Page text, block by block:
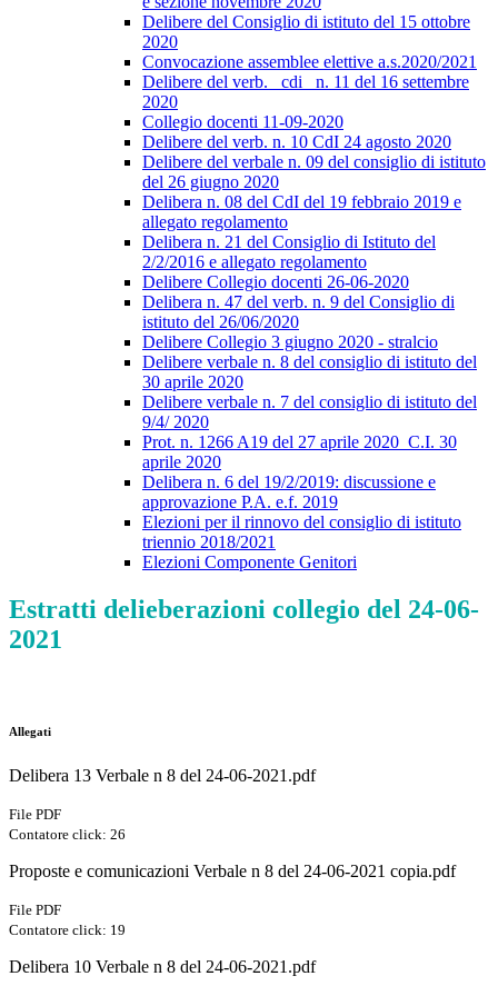
Delibere del Consiglio di istituto del 15 ottobre
2020
Convocazione assemblee elettive a.s.2020/2021
Delibere del verb._ cdi_ n. 11 del 16 settembre
2020
Collegio docenti 11-09-2020
Delibere del verb. n. 10 CdI 24 agosto 2020
Delibere del verbale n. 09 del consiglio di istituto
del 26 giugno 2020
Delibera n. 08 del CdI del 19 febbraio 2019 e
allegato regolamento
Delibera n. 21 del Consiglio di Istituto del
2/2/2016 e allegato regolamento
Delibere Collegio docenti 26-06-2020
Delibera n. 47 del verb. n. 9 del Consiglio di
istituto del 26/06/2020
Delibere Collegio 3 giugno 2020 - stralcio
Delibere verbale n. 8 del consiglio di istituto del
30 aprile 2020
Delibere verbale n. 7 del consiglio di istituto del
9/4/ 2020
Prot. n. 1266 A19 del 27 aprile 2020_C.I. 30
aprile 2020
Delibera n. 6 del 19/2/2019: discussione e
approvazione P.A. e.f. 2019
Elezioni per il rinnovo del consiglio di istituto
triennio 2018/2021
Elezioni Componente Genitori
Estratti delieberazioni collegio del 24-06-
2021
Allegati
Delibera 13 Verbale n 8 del 24-06-2021.pdf
File PDF
Contatore click: 26
Proposte e comunicazioni Verbale n 8 del 24-06-2021 copia.pdf
File PDF
Contatore click: 19
Delibera 10 Verbale n 8 del 24-06-2021.pdf